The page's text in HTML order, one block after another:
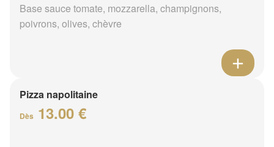
Base sauce tomate, mozzarella, champignons,
poivrons, olives, chèvre
Pizza napolitaine
Dès 13.00 €